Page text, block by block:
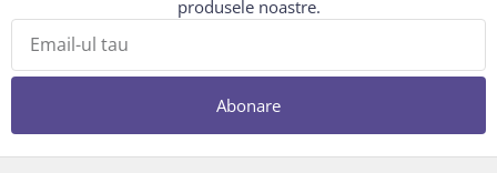
produsele noastre.
Abonare